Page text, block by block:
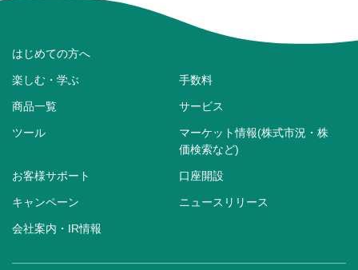
はじめての方へ
楽しむ・学ぶ 手数料
商品一覧 サービス
ツール
マーケット情報(株式市況・株
価検索など)
お客様サポート 口座開設
キャンペーン ニュースリリース
会社案内・IR情報